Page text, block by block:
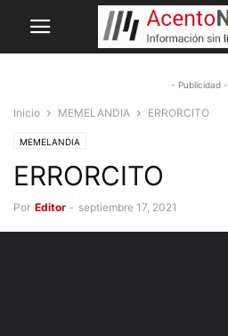
- Publicidad -
Inicio MEMELANDIA ERRORCITO
MEMELANDIA
ERRORCITO
Por Editor - septiembre 17, 2021